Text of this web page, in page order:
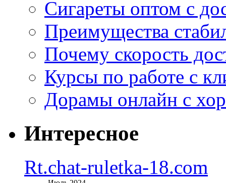
Сигареты оптом с
Преимущества
Почему скорость
Курсы по работе с
Дорамы онлайн с
Интересное
Rt.chat-ruletka-18.com